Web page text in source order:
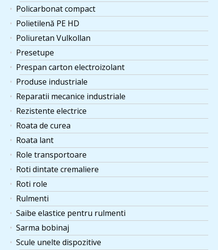
Policarbonat compact
Polietilenă PE HD
Poliuretan Vulkollan
Presetupe
Prespan carton electroizolant
Produse industriale
Reparatii mecanice industriale
Rezistente electrice
Roata de curea
Roata lant
Role transportoare
Roti dintate cremaliere
Roti role
Rulmenti
Saibe elastice pentru rulmenti
Sarma bobinaj
Scule unelte dispozitive